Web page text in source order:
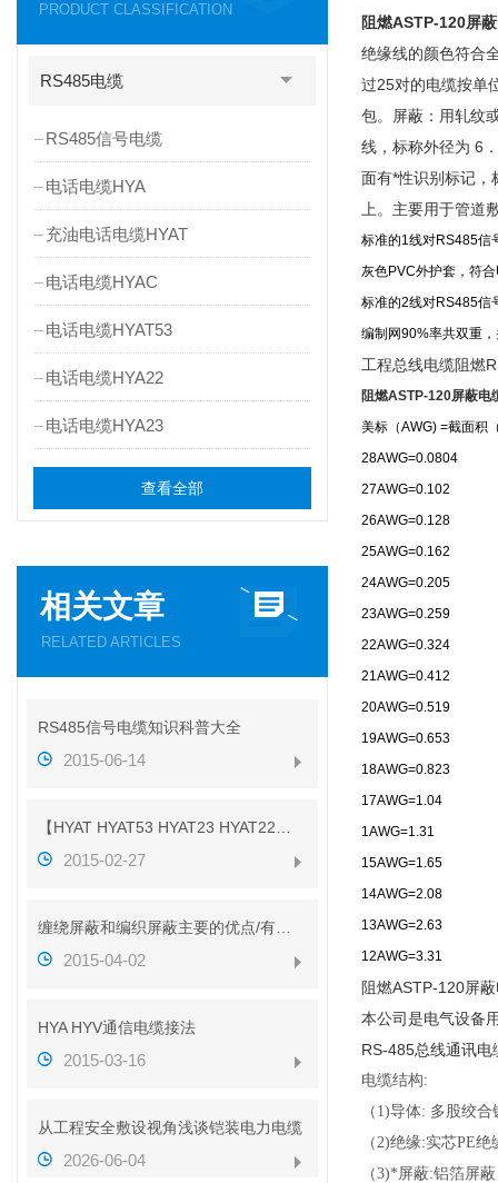
PRODUCT CLASSIFICATION
RS485电缆
RS485信号电缆
电话电缆HYA
充油电话电缆HYAT
电话电缆HYAC
电话电缆HYAT53
电话电缆HYA22
电话电缆HYA23
查看全部
相关文章
RELATED ARTICLES
RS485信号电缆知识科普大全
2015-06-14
2015-02-27
2015-04-02
HYA HYV通信电缆接法
2015-03-16
从工程安全敷设视角浅谈铠装电力电缆
2026-06-04
阻燃ASTP-120屏
绝缘线的颜色符合
过25对的电缆按单
包。屏蔽：用轧纹
线，标称外径为 6
面有*性识别标记，
上。主要用于管道
标准的1线对RS485信
灰色PVC外护套，符
标准的2线对RS485信
编制网90%率共双重
工程总线电缆阻燃
阻燃ASTP-120屏蔽
美标（AWG) =截面积
28AWG=0.0804
27AWG=0.102
26AWG=0.128
25AWG=0.162
24AWG=0.205
23AWG=0.259
22AWG=0.324
21AWG=0.412
20AWG=0.519
19AWG=0.653
18AWG=0.823
17AWG=1.04
1AWG=1.31
15AWG=1.65
14AWG=2.08
13AWG=2.63
12AWG=3.31
阻燃ASTP-120屏
本公司是电气设备
RS-485总线通讯
电缆结构:
（ 1)导体: 多股绞合
（2)绝缘:实芯PE绝
（3)*屏蔽:铝箔屏蔽